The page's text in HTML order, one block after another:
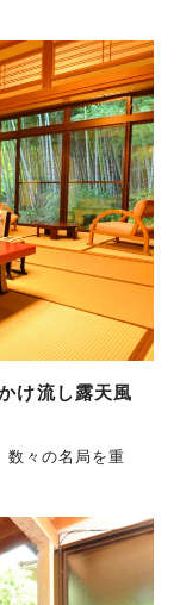
け流し露天風
数々の名局を重